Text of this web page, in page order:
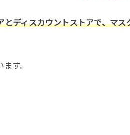
ディスカウントストアで、マ
す。